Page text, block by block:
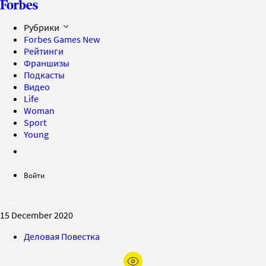
Рубрики
Forbes Games New
Рейтинги
Франшизы
Подкасты
Видео
Life
Woman
Sport
Young
Войти
15 December 2020
Деловая Повестка